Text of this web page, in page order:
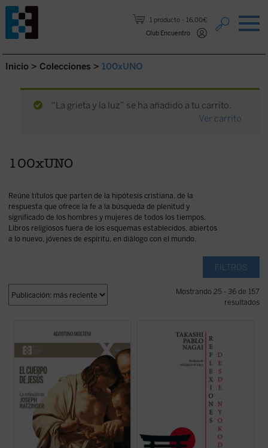
1 producto
16,00€
Club Encuentro
Saltar al contenido.
Inicio > Colecciones > 100xUNO
“La grieta y la luz” se ha añadido a tu carrito.
Ver carrito
100xUNO
Reúne títulos que parten de la hipótesis cristiana, de la
respuesta que ofrece la fe a la búsqueda de plenitud y
significado de los hombres y mujeres de todos los tiempos.
Libros religiosos fuera de los esquemas establecidos, abiertos
a lo nuevo, jóvenes de espíritu, en diálogo con el mundo.
FILTROS
Mostrando 25 - 36 de 157
resultados
simples como profundas: ¿qué significa
que Jesús tuvo un cuerpo como el nuestro?
¿Cómo pensó Joseph Ratzinger el cuerpo
de Jesús? No como un detalle más de la fe
cristiana, sino como una clave para ...
ficha)
serie de escritos breves, meditaciones y
cartas suyas que conforman una obra
valiosísima para seguir, a través de una
intimidad familiar con él, los pasos de
Takashi hacia el encuentro final con ...